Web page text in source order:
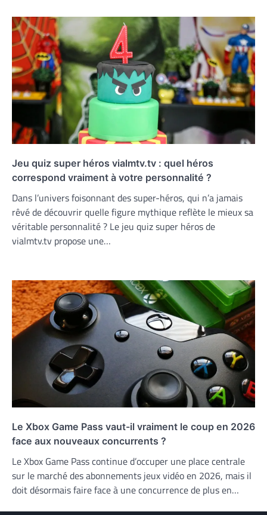
Jeu quiz super héros vialmtv.tv : quel héros
correspond vraiment à votre personnalité ?
Dans l’univers foisonnant des super-héros, qui n’a jamais
rêvé de découvrir quelle figure mythique reflète le mieux sa
véritable personnalité ? Le jeu quiz super héros de
vialmtv.tv propose une…
Le Xbox Game Pass vaut-il vraiment le coup en 2026
face aux nouveaux concurrents ?
Le Xbox Game Pass continue d’occuper une place centrale
sur le marché des abonnements jeux vidéo en 2026, mais il
doit désormais faire face à une concurrence de plus en…